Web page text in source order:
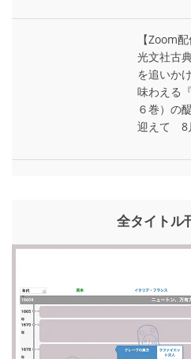
【Zoom
光文社古
を追いか
味わえる
６巻）の
迎えて 8
全タイトル